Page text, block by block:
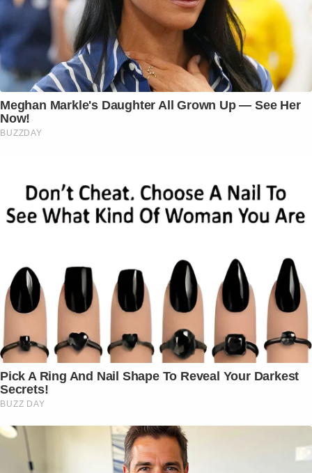
Meghan Markle's Daughter All Grown Up — See Her
Now!
BUZZDAY
Pick A Ring And Nail Shape To Reveal Your Darkest
Secrets!
BUZZ DAY